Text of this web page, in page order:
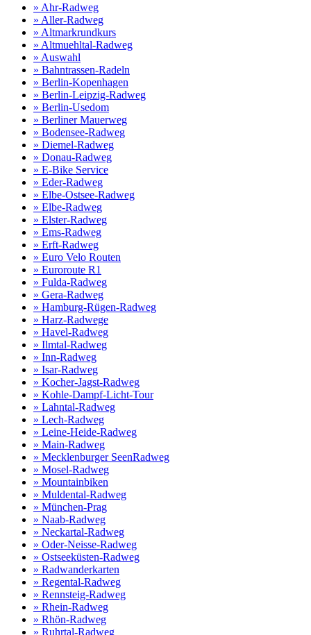
» Ahr-Radweg
» Aller-Radweg
» Altmarkrundkurs
» Altmuehltal-Radweg
» Auswahl
» Bahntrassen-Radeln
» Berlin-Kopenhagen
» Berlin-Leipzig-Radweg
» Berlin-Usedom
» Berliner Mauerweg
» Bodensee-Radweg
» Diemel-Radweg
» Donau-Radweg
» E-Bike Service
» Eder-Radweg
» Elbe-Ostsee-Radweg
» Elbe-Radweg
» Elster-Radweg
» Ems-Radweg
» Erft-Radweg
» Euro Velo Routen
» Euroroute R1
» Fulda-Radweg
» Gera-Radweg
» Hamburg-Rügen-Radweg
» Harz-Radwege
» Havel-Radweg
» Ilmtal-Radweg
» Inn-Radweg
» Isar-Radweg
» Kocher-Jagst-Radweg
» Kohle-Dampf-Licht-Tour
» Lahntal-Radweg
» Lech-Radweg
» Leine-Heide-Radweg
» Main-Radweg
» Mecklenburger SeenRadweg
» Mosel-Radweg
» Mountainbiken
» Muldental-Radweg
» München-Prag
» Naab-Radweg
» Neckartal-Radweg
» Oder-Neisse-Radweg
» Ostseeküsten-Radweg
» Radwanderkarten
» Regental-Radweg
» Rennsteig-Radweg
» Rhein-Radweg
» Rhön-Radweg
» Ruhrtal-Radweg